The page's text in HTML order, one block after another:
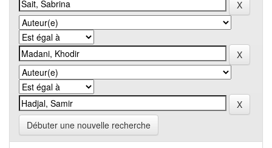
Débuter une nouvelle recherche